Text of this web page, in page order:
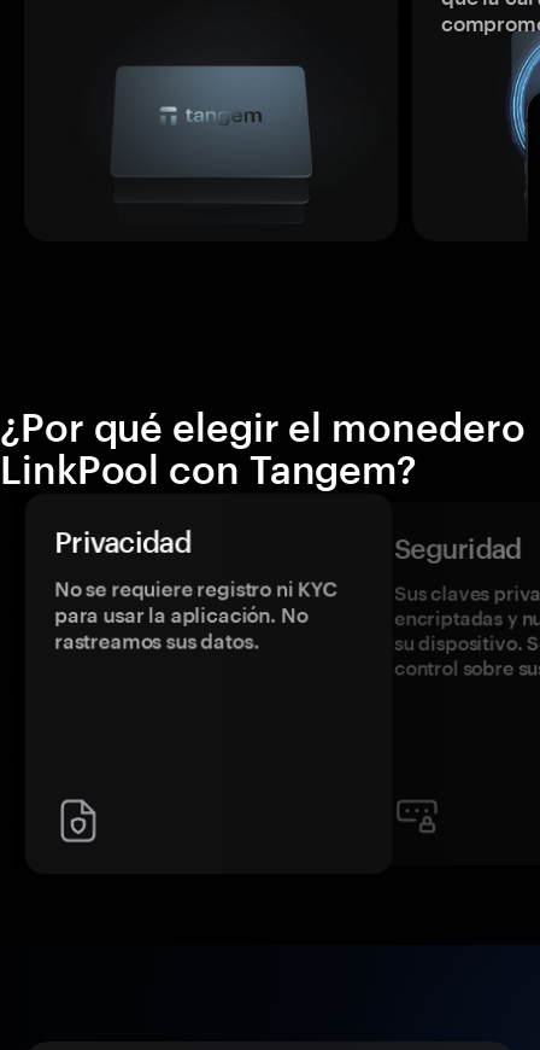
¿Por qué elegir el monedero
LinkPool con Tangem?
Privacidad
No se requiere registro ni KYC
para usar la aplicación. No
rastreamos sus datos.
Seguridad
Sus claves
encriptadas y
su dispositivo.
control sobre